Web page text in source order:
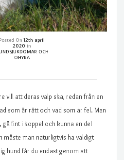
Posted On12th april
2020 in
OCH
OHYRA
vill att deras valp ska, redan från en
som är rätt och vad som är fel. Man
fint i koppel och kunna en del
man naturligtvis ha väldigt
hund får du endast genom att